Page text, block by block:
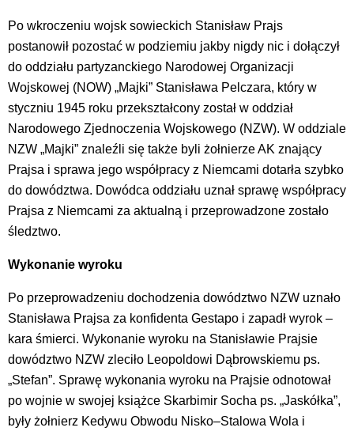
Po wkroczeniu wojsk sowieckich Stanisław Prajs
postanowił pozostać w podziemiu jakby nigdy nic i dołączył
do oddziału partyzanckiego Narodowej Organizacji
Wojskowej (NOW) „Majki” Stanisława Pelczara, który w
styczniu 1945 roku przekształcony został w oddział
Narodowego Zjednoczenia Wojskowego (NZW). W oddziale
NZW „Majki” znaleźli się także byli żołnierze AK znający
Prajsa i sprawa jego współpracy z Niemcami dotarła szybko
do dowództwa. Dowódca oddziału uznał sprawę współpracy
Prajsa z Niemcami za aktualną i przeprowadzone zostało
śledztwo.
Wykonanie wyroku
Po przeprowadzeniu dochodzenia dowództwo NZW uznało
Stanisława Prajsa za konfidenta Gestapo i zapadł wyrok –
kara śmierci. Wykonanie wyroku na Stanisławie Prajsie
dowództwo NZW zleciło Leopoldowi Dąbrowskiemu ps.
„Stefan”. Sprawę wykonania wyroku na Prajsie odnotował
po wojnie w swojej książce Skarbimir Socha ps. „Jaskółka”,
były żołnierz Kedywu Obwodu Nisko–Stalowa Wola i